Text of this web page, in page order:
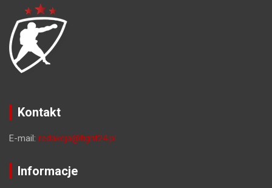
Kontakt
E-mail: redakcja@fight24.pl
Informacje